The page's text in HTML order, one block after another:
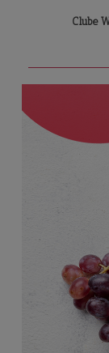
Clube